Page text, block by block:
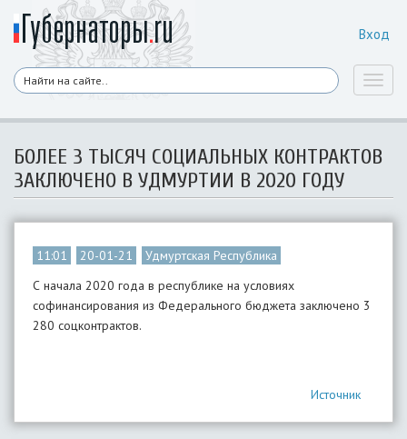
Вход
БОЛЕЕ 3 ТЫСЯЧ СОЦИАЛЬНЫХ КОНТРАКТОВ
ЗАКЛЮЧЕНО В УДМУРТИИ В 2020 ГОДУ
11:01 20-01-21
Удмуртская Республика
С начала 2020 года в республике на условиях
софинансирования из Федерального бюджета заключено 3
280 соцконтрактов.
Источник